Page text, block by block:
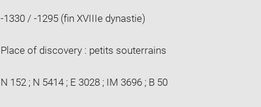
-1330 / -1295 (fin XVIIIe dynastie)
Place of discovery : petits souterrains
N 152 ; N 5414 ; E 3028 ; IM 3696 ; B 50